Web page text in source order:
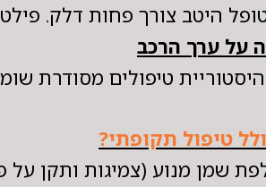
היטב צורך פחות דלק.
על ערך הרכב
טיפולים מסודרת
טיפול תקופתי?
שמן מנוע (צמיגות ותקן על